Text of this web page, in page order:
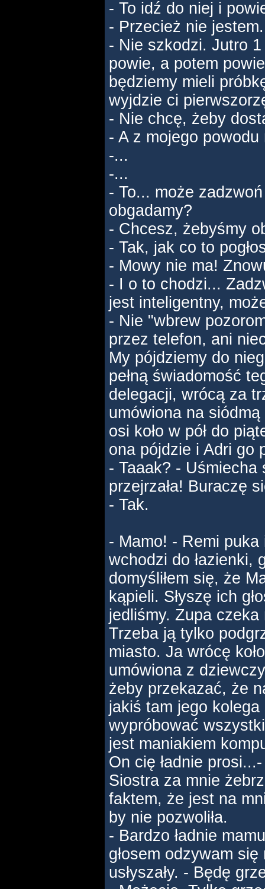
- To idź do niej i
- Przecież nie jestem.
- Nie szkodzi. Jutro
powie, a potem
będziemy mieli
wyjdzie ci
- Nie chcę, żeby
- A z mojego powodu
-...
-...
- To... może
obgadamy?
- Chcesz, żebyśmy
- Tak, jak co to
- Mowy nie ma!
- I o to chodzi...
jest inteligentny,
- Nie "wbrew
przez telefon, ani
My pójdziemy do
pełną świadomość
delegacji, wrócą za
umówiona na
osi koło w pół do
ona pójdzie i Adri go
- Taaak? -
przejrzała! Buraczę
- Tak.
- Mamo! - Remi
wchodzi do łazienki,
domyśliłem się, że
kąpieli. Słyszę ich
jedliśmy. Zupa
Trzeba ją tylko
miasto. Ja wrócę
umówiona z
żeby przekazać, że
jakiś tam jego
wypróbować
jest maniakiem
On cię ładnie
Siostra za mnie
faktem, że jest na
by nie pozwoliła.
- Bardzo ładnie
głosem odzywam
usłyszały. - Będę